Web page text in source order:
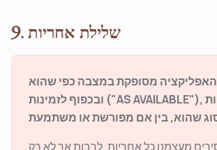
9. שלילת אחריות
האפליקציה מסופקת במצבה כפי שהוא ("AS IS")
ובכפוף לזמינות ("AS AVAILABLE"), ללא אחריות